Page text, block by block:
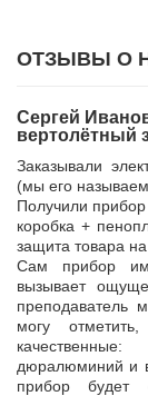
ОТЗЫВЫ О
Сергей
вертолётный
Заказывали
(мы его
Получили
коробка +
защита товара на
Сам прибор
вызывает
преподаватель
могу
дюралюминий и
прибор будет